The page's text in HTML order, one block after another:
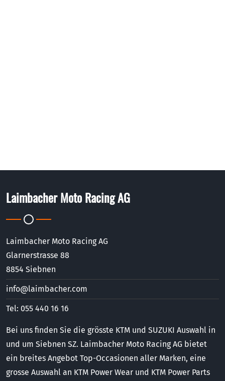
Laimbacher Moto Racing AG
Laimbacher Moto Racing AG
Glarnerstrasse 88
8854 Siebnen
info@laimbacher.com
Tel: 055 440 16 16
Bei uns finden Sie die grösste KTM und SUZUKI Auswahl in
und um Siebnen SZ. Laimbacher Moto Racing AG bietet
ein breites Angebot Top-Occasionen aller Marken, eine
grosse Auswahl an KTM Power Wear und KTM Power Parts